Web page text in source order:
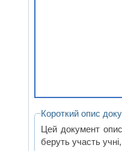
Короткий опис
Цей документ
беруть участь